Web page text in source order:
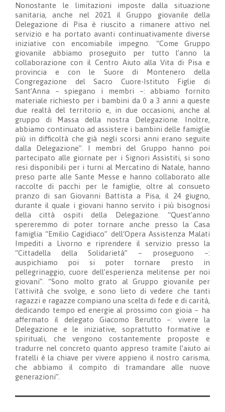
Nonostante le limitazioni imposte dalla situazione
sanitaria, anche nel 2021 il Gruppo giovanile della
Delegazione di Pisa è riuscito a rimanere attivo nel
servizio e ha portato avanti continuativamente diverse
iniziative con encomiabile impegno. “Come Gruppo
giovanile abbiamo proseguito per tutto l’anno la
collaborazione con il Centro Aiuto alla Vita di Pisa e
provincia e con le Suore di Montenero della
Congregazione del Sacro Cuore-Istituto Figlie di
Sant’Anna – spiegano i membri –: abbiamo fornito
materiale richiesto per i bambini da 0 a 3 anni a queste
due realtà del territorio e, in due occasioni, anche al
gruppo di Massa della nostra Delegazione. Inoltre,
abbiamo continuato ad assistere i bambini delle famiglie
più in difficoltà che già negli scorsi anni erano seguite
dalla Delegazione”. I membri del Gruppo hanno poi
partecipato alle giornate per i Signori Assistiti, si sono
resi disponibili per i turni al Mercatino di Natale, hanno
preso parte alle Sante Messe e hanno collaborato alle
raccolte di pacchi per le famiglie, oltre al consueto
pranzo di san Giovanni Battista a Pisa, il 24 giugno,
durante il quale i giovani hanno servito i più bisognosi
della città ospiti della Delegazione. “Quest’anno
spereremmo di poter tornare anche presso la Casa
famiglia “Emilio Cagidiaco” dell‘Opera Assistenza Malati
Impediti a Livorno e riprendere il servizio presso la
“Cittadella della Solidarietà” – proseguono –:
auspichiamo poi si poter tornare presto in
pellegrinaggio, cuore dell’esperienza melitense per noi
giovani”. “Sono molto grato al Gruppo giovanile per
l’attività che svolge, e sono lieto di vedere che tanti
ragazzi e ragazze compiano una scelta di fede e di carità,
dedicando tempo ed energie al prossimo con gioia – ha
affermato il delegato Giacomo Berutto –: vivere la
Delegazione e le iniziative, soprattutto formative e
spirituali, che vengono costantemente proposte e
tradurre nel concreto quanto appreso tramite l’aiuto ai
fratelli è la chiave per vivere appieno il nostro carisma,
che abbiamo il compito di tramandare alle nuove
generazioni”.